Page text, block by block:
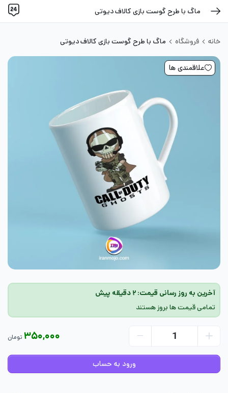
ماگ با طرح گوست بازی کالاف دیوتی
خانه فروشگاه ماگ با طرح گوست بازی کالاف دیوتی
علاقمندی ها
آخرین به روز رسانی قیمت: ۲ دقیقه پیش
تمامی قیمت ها بروز هستند
۳۵۰,۰۰۰ تومان
ورود به حساب